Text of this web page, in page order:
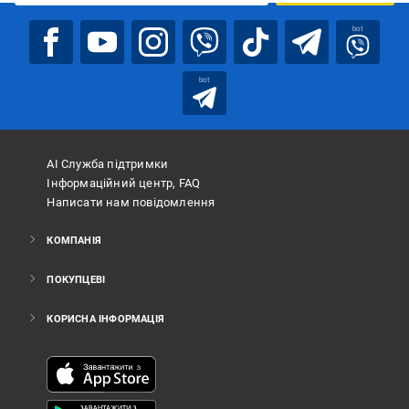
bot
bot
АІ Служба підтримки
Інформаційний центр, FAQ
Написати нам повідомлення
КОМПАНІЯ
ПОКУПЦЕВІ
КОРИСНА ІНФОРМАЦІЯ